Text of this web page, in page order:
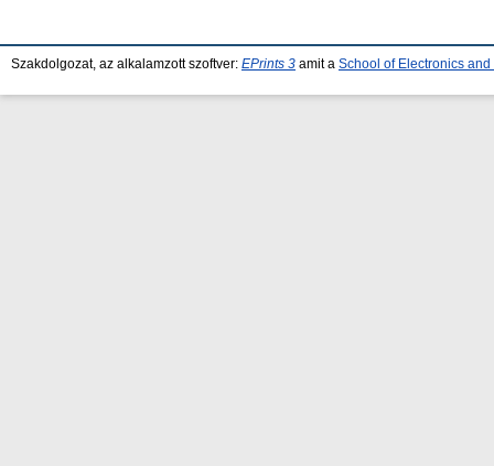
Szakdolgozat, az alkalamzott szoftver: EPrints 3 amit a School of Electronics